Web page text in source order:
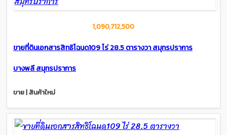
1,090,712,500
ขายที่ดินเอกสารสิทธิโฉนด109 ไร่ 28.5 ตารางวา สมุทรปราการ
บางพลี สมุทรปราการ
ขาย | สินค้าใหม่